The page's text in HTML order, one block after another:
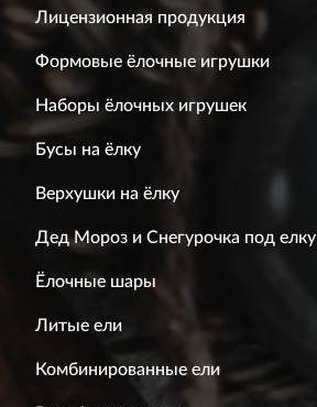
Лицензионная продукция
Формовые ёлочные игрушки
Наборы ёлочных игрушек
Бусы на ёлку
Верхушки на ёлку
Дед Мороз и Снегурочка под елку
Ёлочные шары
Литые ели
Комбинированные ели